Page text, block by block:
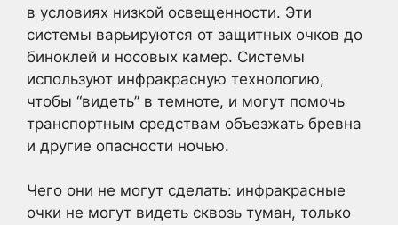
в условиях низкой освещенности. Эти
системы варьируются от защитных очков до
биноклей и носовых камер. Системы
используют инфракрасную технологию,
чтобы “видеть” в темноте, и могут помочь
транспортным средствам объезжать бревна
и другие опасности ночью.
Чего они не могут сделать: инфракрасные
очки не могут видеть сквозь туман, только